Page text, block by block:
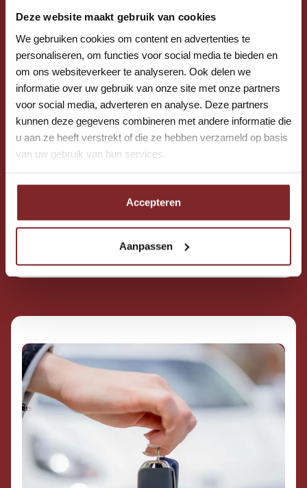
Deze website maakt gebruik van cookies
We gebruiken cookies om content en advertenties te
personaliseren, om functies voor social media te bieden en
om ons websiteverkeer te analyseren. Ook delen we
informatie over uw gebruik van onze site met onze partners
voor social media, adverteren en analyse. Deze partners
kunnen deze gegevens combineren met andere informatie die
u aan ze heeft verstrekt of die ze hebben verzameld op basis
van uw gebruik van hun services.
Accepteren
Aanpassen
1. KIES JE EIGEN RITTEN